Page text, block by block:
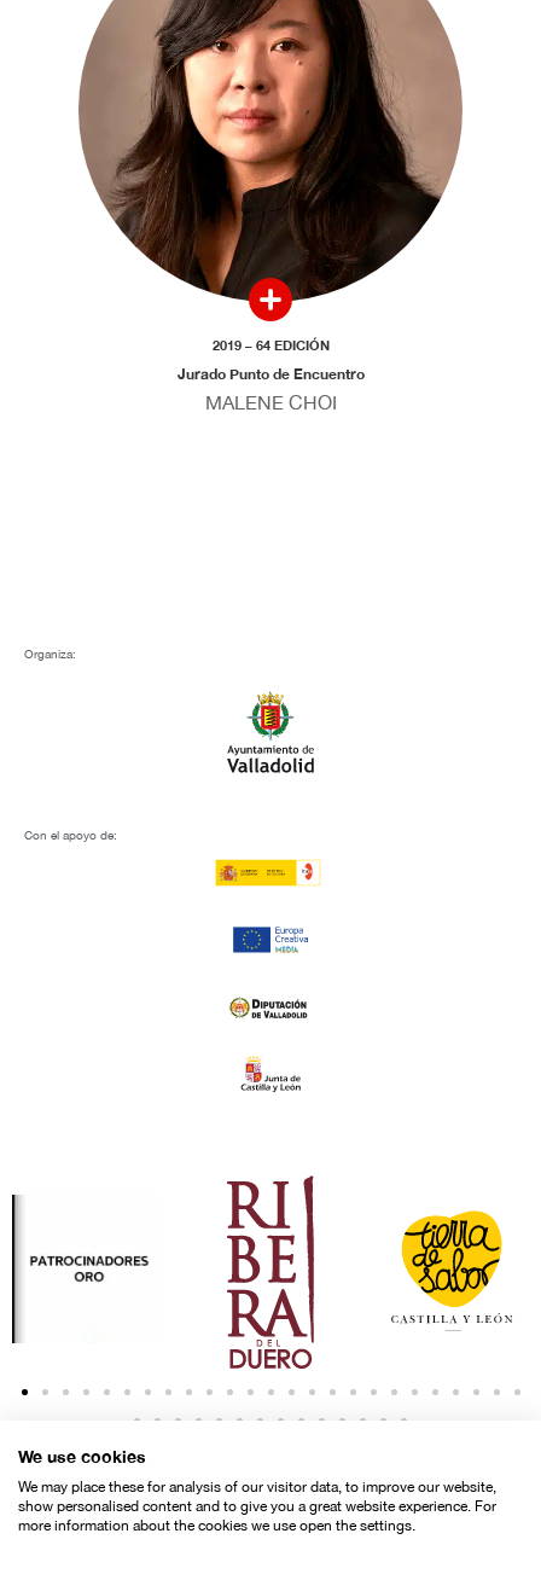
2019 – 64 EDICIÓN
Jurado Punto de Encuentro
MALENE CHOI
Organiza:
Con el apoyo de:
We use cookies
We may place these for analysis of our visitor data, to improve our website,
show personalised content and to give you a great website experience. For
more information about the cookies we use open the settings.